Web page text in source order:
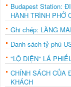
Budapest Station:
HÀNH TRÌNH PHỞ
Ghi chép: LÀNG
Danh sách tỷ phú
"LỘ DIỆN" LÁ
CHÍNH SÁCH CỦA
KHÁCH